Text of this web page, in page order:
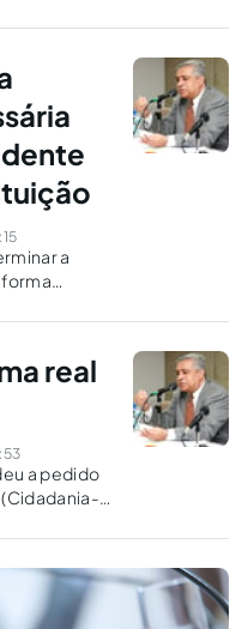
a
real
a pedido
CPI